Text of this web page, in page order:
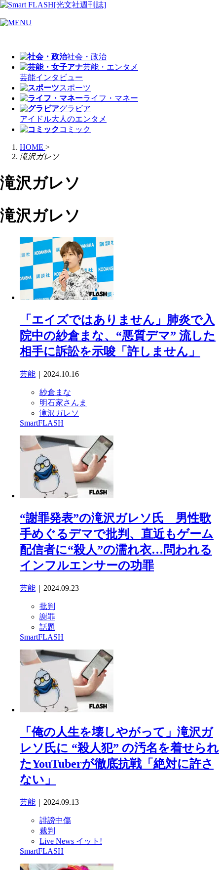
社会・政治
芸能・エンタメ
芸能インタビュー
スポーツ
ライフ・マネー
グラビア
アイドル大人のエンタメ
コミック
HOME >
滝沢ガレソ
滝沢ガレソ
滝沢ガレソ
「エイズではありません」肺炎で入
院中の紗倉まな、“悪質デマ” 流した
相手に訴訟を示唆「許しません」
芸能 ｜2024.10.16
紗倉まな
明石家さんま
滝沢ガレソ
SmartFLASH
“謝罪発表”の滝沢ガレソ氏 男性歌
手めぐるデマで批判、直近もゲーム
配信者に“殺人”の濡れ衣…問われる
インフルエンサーの功罪
芸能 ｜2024.09.23
批判
謝罪
話題
SmartFLASH
「俺の人生を壊しやがって」滝沢ガ
レソ氏に “殺人犯” の汚名を着せられ
たYouTuberが徹底抗戦「絶対に許さ
ない」
芸能 ｜2024.09.13
誹謗中傷
裁判
Live News イット!
SmartFLASH